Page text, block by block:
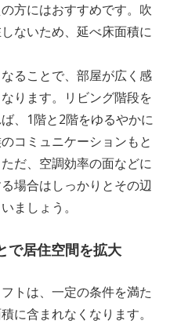
方にはおすすめです。吹
ないため、延べ床面積に
ることで、部屋が広く感
ります。リビング階段を
、1階と2階をゆるやかに
コミュニケーションもと
だ、空調効率の面などに
場合はしっかりとその辺
ましょう。
で居住空間を拡大
トは、一定の条件を満た
に含まれなくなります。